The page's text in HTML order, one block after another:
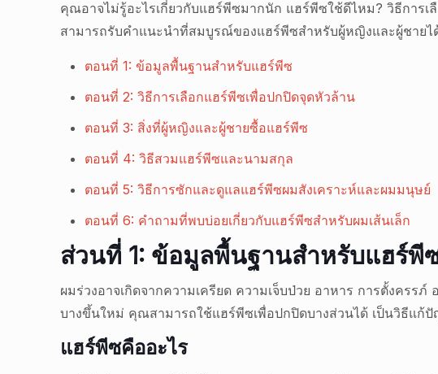
คุณอาจไม่รู้อะไรเกี่ยวกับแฮร์พีซมากนัก แฮร์พีซใช้ดีไหม? วิธีการ
สามารถรับคำแนะนำที่สมบูรณ์ของแฮร์พีซสำหรับผู้หญิงและผู้ชายไ
ตอนที่ 1: ข้อมูลพื้นฐานสำหรับแฮร์พีซ
ตอนที่ 2: วิธีการเลือกแฮร์พีซเพื่อปกปิดจุดหัวล้าน
ตอนที่ 3: สิ่งที่ผู้หญิงและผู้ชายซื้อแฮร์พีซ
ตอนที่ 4: วิธีสวมแฮร์พีซและนามสกุล
ตอนที่ 5: วิธีการซักและดูแลแฮร์พีซผมสังเคราะห์และผมมนุษย์
ตอนที่ 6: คำถามที่พบบ่อยเกี่ยวกับแฮร์พีซสำหรับผมเส้นเล็ก
ส่วนที่ 1: ข้อมูลพื้นฐานสำหรับแฮร์พี
ผมร่วงอาจเกิดจากความเครียด ความเจ็บป่วย อาหาร การตั้งครร
บางขึ้นใหม่ คุณสามารถใช้แฮร์พีซเพื่อปกปิดบางส่วนได้ เป็นวิธีแ
แฮร์พีซคืออะไร